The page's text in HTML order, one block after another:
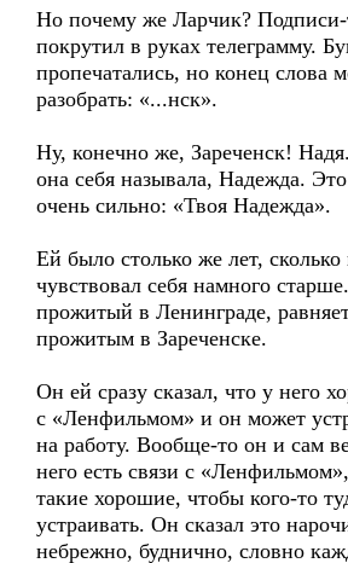
Но почему же Ларчик?
покрутил в руках телеграмму.
пропечатались, но конец слова
разобрать: «...нск».
Ну, конечно же, Зареченск!
она себя называла, Надежда. Это
очень сильно: «Твоя Надежда».
Ей было столько же лет,
чувствовал себя намного
прожитый в Ленинграде,
прожитым в Зареченске.
Он ей сразу сказал, что у него
с «Ленфильмом» и он может
на работу. Вообще-то он и сам
него есть связи с
такие хорошие, чтобы кого-то
устраивать. Он сказал это
небрежно, буднично, словно